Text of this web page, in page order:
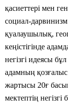
қасиеттері мен
социал-
қуалаушылық,
кеңістігінде
негізгі идеясы
адамның
жартысы 20ғ
мектептің